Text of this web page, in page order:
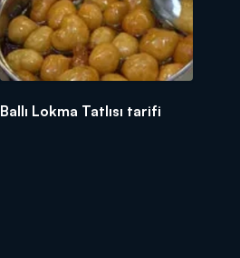
Ballı Lokma Tatlısı tarifi